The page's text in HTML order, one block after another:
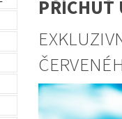
PŘÍCHUŤ